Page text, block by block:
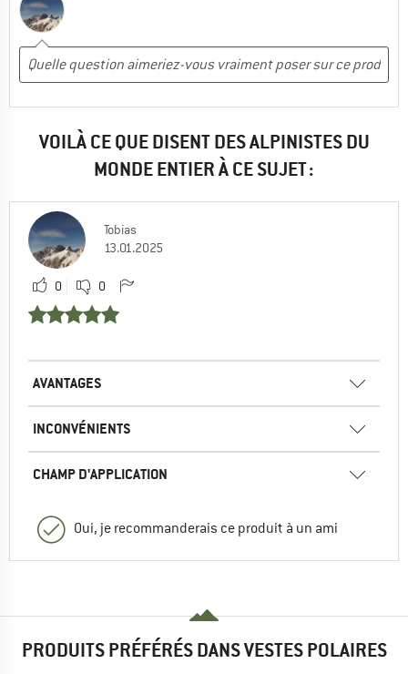
VOILÀ CE QUE DISENT DES ALPINISTES DU
MONDE ENTIER À CE SUJET :
Tobias
13.01.2025
0 0
AVANTAGES
INCONVÉNIENTS
CHAMP D'APPLICATION
Oui, je recommanderais ce produit à un ami
PRODUITS PRÉFÉRÉS DANS VESTES POLAIRES